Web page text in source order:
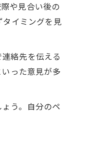
や見合い後の
イミングを見
絡先を伝える
った意見が多
う。自分のペ